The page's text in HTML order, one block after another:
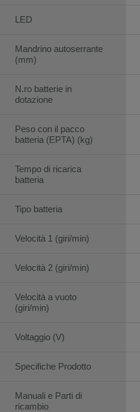
LED
Mandrino autoserrante
(mm)
N.ro batterie in
dotazione
Peso con il pacco
batteria (EPTA) (kg)
Tempo di ricarica
batteria
Tipo batteria
Velocità 1 (giri/min)
Velocità 2 (giri/min)
Velocità a vuoto
(giri/min)
Voltaggio (V)
Specifiche Prodotto
Manuali e Parti di
ricambio